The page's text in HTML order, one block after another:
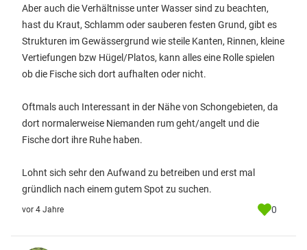
Aber auch die Verhältnisse unter Wasser sind zu beachten,
hast du Kraut, Schlamm oder sauberen festen Grund, gibt es
Strukturen im Gewässergrund wie steile Kanten, Rinnen, kleine
Vertiefungen bzw Hügel/Platos, kann alles eine Rolle spielen
ob die Fische sich dort aufhalten oder nicht.
Oftmals auch Interessant in der Nähe von Schongebieten, da
dort normalerweise Niemanden rum geht/angelt und die
Fische dort ihre Ruhe haben.
Lohnt sich sehr den Aufwand zu betreiben und erst mal
gründlich nach einem gutem Spot zu suchen.
vor 4 Jahre 0